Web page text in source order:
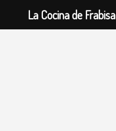
La Cocina de Frabisa